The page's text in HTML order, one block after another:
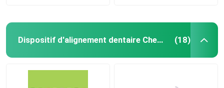
Dispositif d'alignement dentaire Chewies (18)